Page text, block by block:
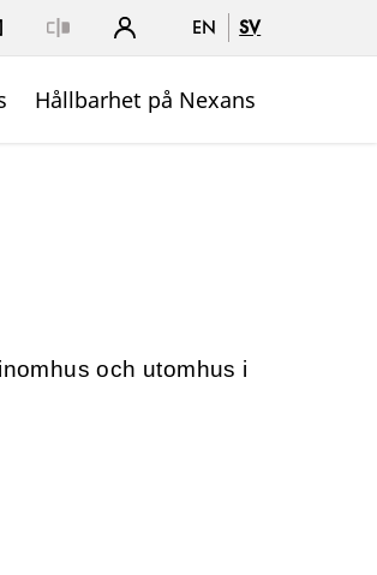
EN SV
Hållbarhet på Nexans
och utomhus i